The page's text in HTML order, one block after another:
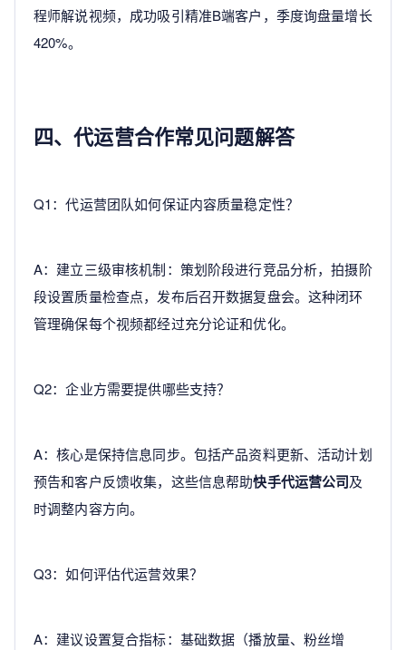
程师解说视频，成功吸引精准B端客户，季度询盘量增长
420%。
四、代运营合作常见问题解答
Q1：代运营团队如何保证内容质量稳定性？
A：建立三级审核机制：策划阶段进行竞品分析，拍摄阶
段设置质量检查点，发布后召开数据复盘会。这种闭环
管理确保每个视频都经过充分论证和优化。
Q2：企业方需要提供哪些支持？
A：核心是保持信息同步。包括产品资料更新、活动计划
预告和客户反馈收集，这些信息帮助快手代运营公司及
时调整内容方向。
Q3：如何评估代运营效果？
A：建议设置复合指标：基础数据（播放量、粉丝增